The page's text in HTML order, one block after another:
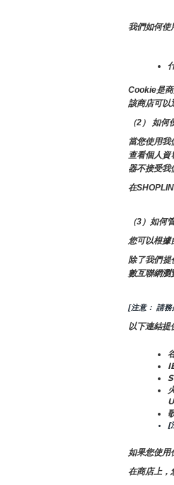
我們如何使
Cookie是商
該商店可以
（2） 如何
當您使用
查看個人
器不接受我
在
（3）如何
您可以根據
除了我們
數互聯網瀏
[注意： 請務
以下連結提
[
如果您使用
在商店上，